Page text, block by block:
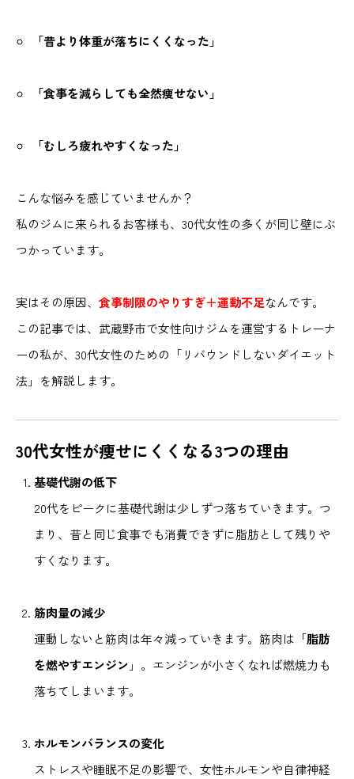
「昔より体重が落ちにくくなった」
「食事を減らしても全然痩せない」
「むしろ疲れやすくなった」
こんな悩みを感じていませんか？
私のジムに来られるお客様も、30代女性の多くが同じ壁にぶ
つかっています。
実はその原因、 食事制限のやりすぎ＋運動不足なんです。
この記事では、武蔵野市で女性向けジムを運営するトレーナ
ーの私が、30代女性のための「リバウンドしないダイエット
法」を解説します。
30代女性が痩せにくくなる3つの理由
基礎代謝の低下
20代をピークに基礎代謝は少しずつ落ちていきます。つ
まり、昔と同じ食事でも消費できずに脂肪として残りや
すくなります。
筋肉量の減少
運動しないと筋肉は年々減っていきます。筋肉は「脂肪
を燃やすエンジン 」。エンジンが小さくなれば燃焼力も
落ちてしまいます。
ホルモンバランスの変化
ストレスや睡眠不足の影響で、女性ホルモンや自律神経